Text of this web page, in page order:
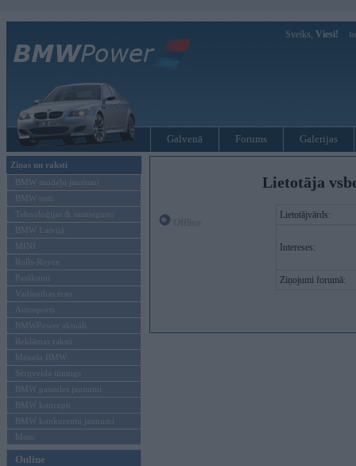
Sveiks, Viesi!
Galvenā Forums Galerijas
Ziņas un raksti
BMW modeļu jaunumi
BMW testi
Tehnoloģijas & sasniegumi
BMW Latvijā
MINI
Rolls-Royce
Pasākumi
Vadāmības tests
Autosports
BMWPower aktuāli
Reklāmas raksti
Mēneša BMW
Sērijveida tūnings
BMW pasaules jaunumi
BMW koncepti
BMW konkurentu jaunumi
Moto
Online
Lietotāja
Lietotājvārds:
Intereses:
Ziņojumi forumā: